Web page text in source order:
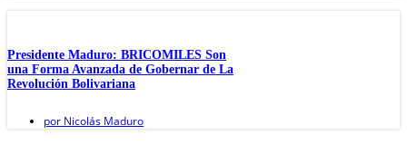
Presidente Maduro: BRICOMILES Son
una Forma Avanzada de Gobernar de La
Revolución Bolivariana
por Nicolás Maduro